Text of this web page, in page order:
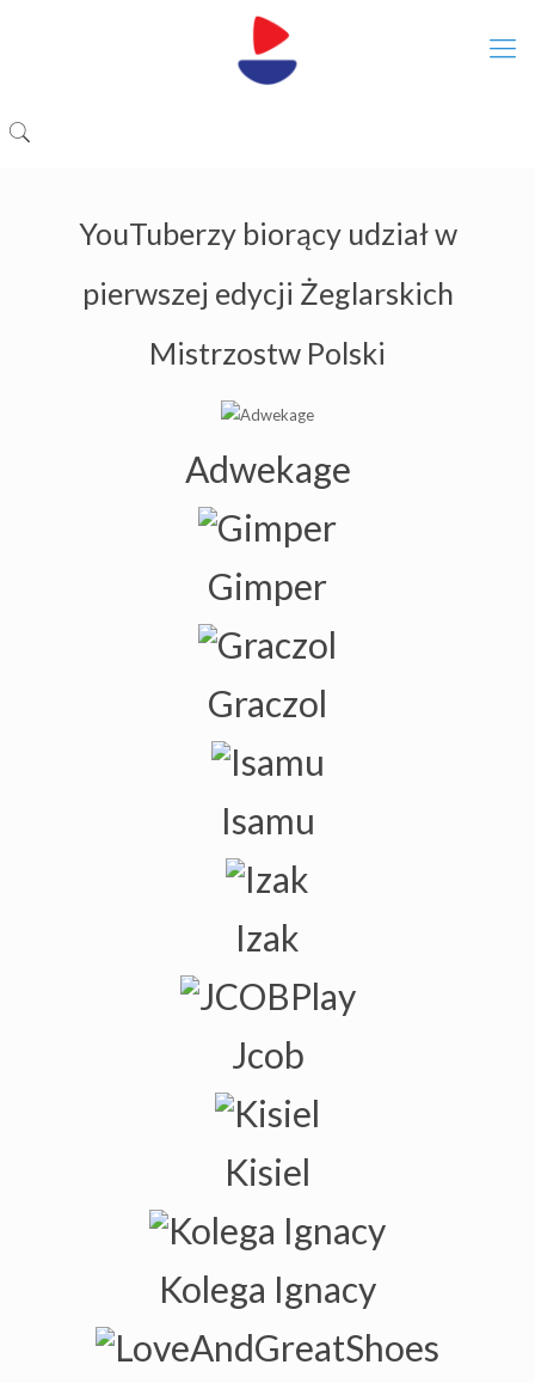
YouTuberzy biorący udział w
pierwszej edycji Żeglarskich
Mistrzostw Polski
Adwekage
Gimper
Graczol
Isamu
Izak
Jcob
Kisiel
Kolega Ignacy